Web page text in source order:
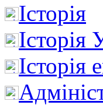
Історія
Історія
Історія